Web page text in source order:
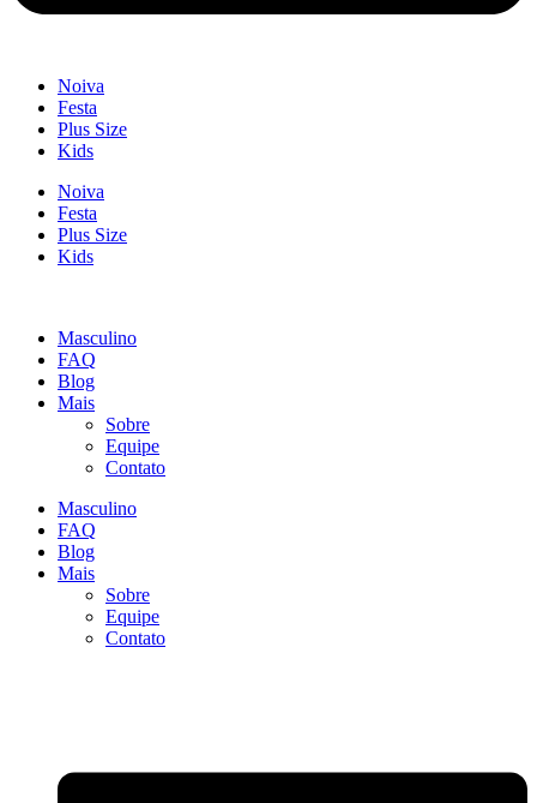
Noiva
Festa
Plus Size
Kids
Noiva
Festa
Plus Size
Kids
Masculino
FAQ
Blog
Mais
Sobre
Equipe
Contato
Masculino
FAQ
Blog
Mais
Sobre
Equipe
Contato